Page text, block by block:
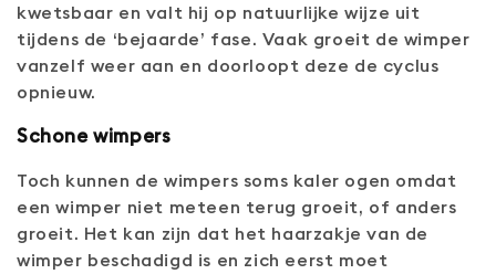
kwetsbaar en valt hij op natuurlijke wijze uit
tijdens de ‘bejaarde’ fase. Vaak groeit de wimper
vanzelf weer aan en doorloopt deze de cyclus
opnieuw.
Schone wimpers
Toch kunnen de wimpers soms kaler ogen omdat
een wimper niet meteen terug groeit, of anders
groeit. Het kan zijn dat het haarzakje van de
wimper beschadigd is en zich eerst moet